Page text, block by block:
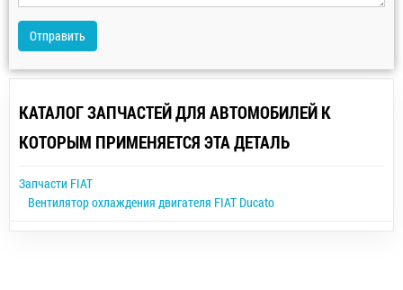
Отправить
КАТАЛОГ ЗАПЧАСТЕЙ ДЛЯ АВТОМОБИЛЕЙ К
КОТОРЫМ ПРИМЕНЯЕТСЯ ЭТА ДЕТАЛЬ
Запчасти FIAT
Вентилятор охлаждения двигателя FIAT Ducato